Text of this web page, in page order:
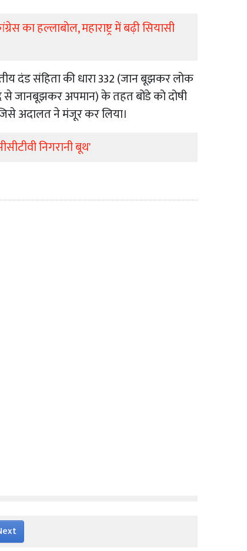
हल्लाबोल, महाराष्ट्र में बढ़ी सियासी
दंड संहिता की धारा 332 (जान बूझकर लोक
जानबूझकर अपमान) के तहत बोंडे को दोषी
अदालत ने मंजूर कर लिया।
निगरानी बूथ'